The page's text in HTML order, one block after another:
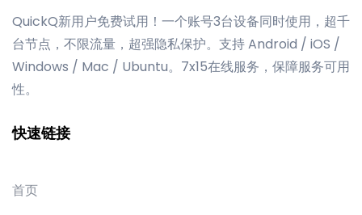
QuickQ新用户免费试用！一个账号3台设备同时使用，超千
台节点，不限流量，超强隐私保护。支持 Android / iOS /
Windows / Mac / Ubuntu。7x15在线服务，保障服务可用
性。
快速链接
首页